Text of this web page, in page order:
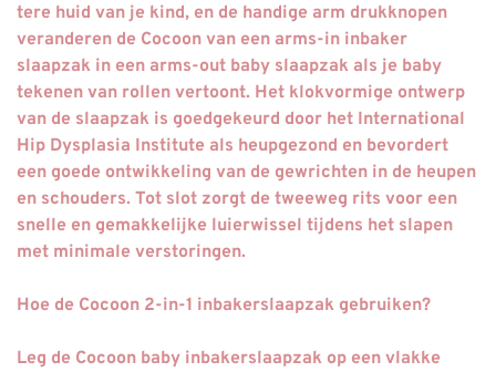
tere huid van je kind, en de handige arm drukknopen
veranderen de Cocoon van een arms-in inbaker
slaapzak in een arms-out baby slaapzak als je baby
tekenen van rollen vertoont. Het klokvormige ontwerp
van de slaapzak is goedgekeurd door het International
Hip Dysplasia Institute als heupgezond en bevordert
een goede ontwikkeling van de gewrichten in de heupen
en schouders. Tot slot zorgt de tweeweg rits voor een
snelle en gemakkelijke luierwissel tijdens het slapen
met minimale verstoringen.
Hoe de Cocoon 2-in-1 inbakerslaapzak gebruiken?
Leg de Cocoon baby inbakerslaapzak op een vlakke